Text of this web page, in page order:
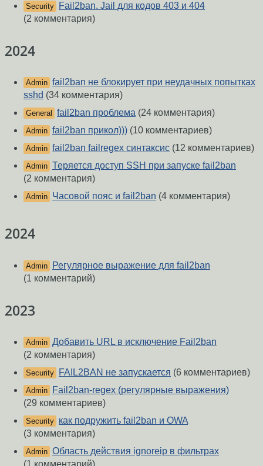
Security
Fail2ban. Jail для кодов 403 и 404
(2 комментария)
2024
Admin fail2ban не блокирует при неудачных попытках
sshd (34 комментария)
General fail2ban проблема (24 комментария)
Admin fail2ban прикол))) (10 комментариев)
Admin fail2ban failregex синтаксис (12 комментариев)
Admin Теряется доступ SSH при запуске fail2ban
(2 комментария)
Admin Часовой пояс и fail2ban (4 комментария)
2024
Admin
Регулярное выражение для fail2ban
(1 комментарий)
2023
Admin Добавить URL в исключение Fail2ban
(2 комментария)
Security FAIL2BAN не запускается (6 комментариев)
Admin
Fail2ban-regex (регулярные выражения)
(29 комментариев)
Security как подружить fail2ban и OWA
(3 комментария)
Admin Область действия ignoreip в фильтрах